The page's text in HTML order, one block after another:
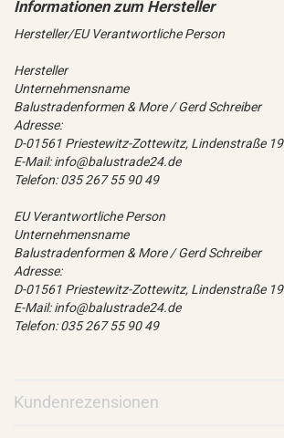
Hersteller/EU Verantwortliche Person
Hersteller
Unternehmensname
Balustradenformen & More / Gerd Schreiber
Adresse:
D-01561 Priestewitz-Zottewitz, Lindenstraße 19
E-Mail: info@balustrade24.de
Telefon: 035 267 55 90 49
EU Verantwortliche Person
Unternehmensname
Balustradenformen & More / Gerd Schreiber
Adresse:
D-01561 Priestewitz-Zottewitz, Lindenstraße 19
E-Mail: info@balustrade24.de
Telefon: 035 267 55 90 49
Kundenrezensionen